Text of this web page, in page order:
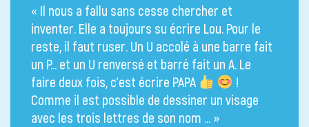
« Il nous a fallu sans cesse chercher et
inventer. Elle a toujours su écrire Lou. Pour le
reste, il faut ruser. Un U accolé à une barre fait
un P… et un U renversé et barré fait un A. Le
faire deux fois, c’est écrire PAPA
!
Comme il est possible de dessiner un visage
avec les trois lettres de son nom … »